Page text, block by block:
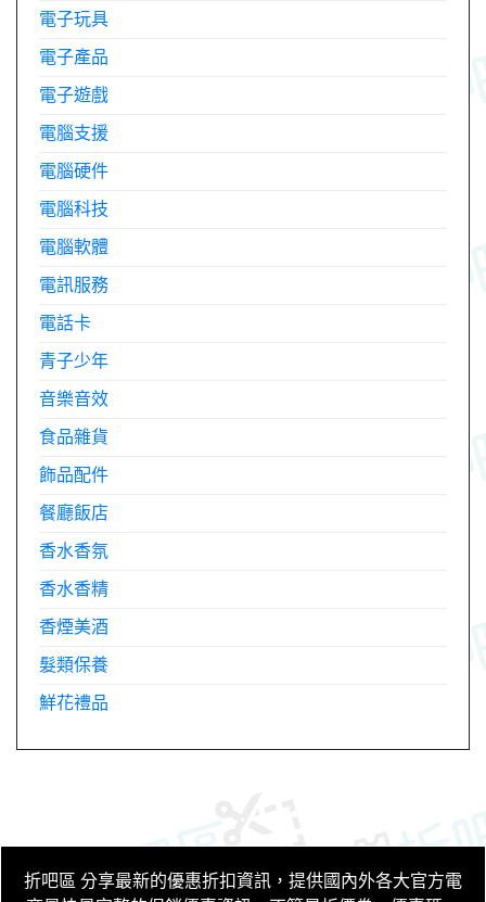
電子玩具
電子產品
電子遊戲
電腦支援
電腦硬件
電腦科技
電腦軟體
電訊服務
電話卡
青子少年
音樂音效
食品雜貨
飾品配件
餐廳飯店
香水香氛
香水香精
香煙美酒
髮類保養
鮮花禮品
折吧區 分享最新的優惠折扣資訊，提供國內外各大官方電